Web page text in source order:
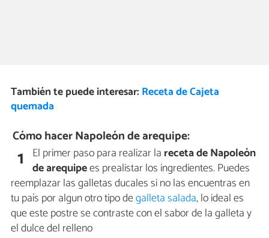
También te puede interesar: Receta de Cajeta
quemada
Cómo hacer Napoleón de arequipe:
1 El primer paso para realizar la receta de Napoleón
de arequipees prealistar los ingredientes. Puedes
reemplazar las galletas ducales si no las encuentras en
tu país por algun otro tipo degalleta salada, lo ideal es
que este postre se contraste con el sabor de la galleta y
el dulce del relleno